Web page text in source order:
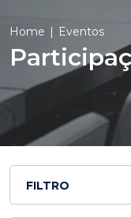
Home Eventos
FILTRO